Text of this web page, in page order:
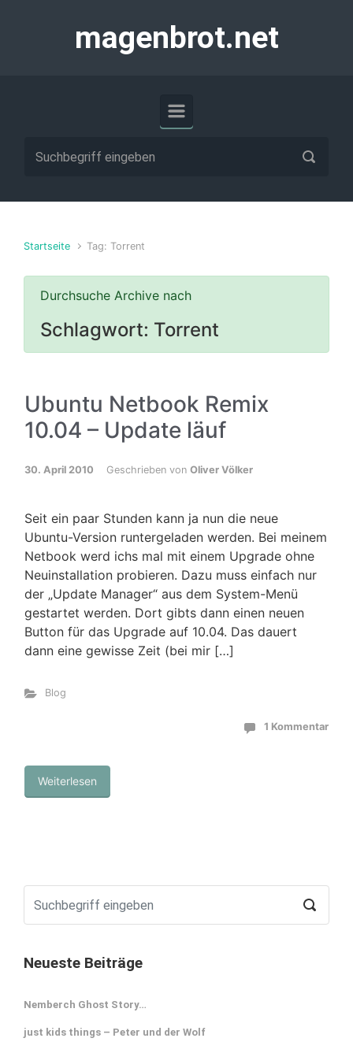
magenbrot.net
Startseite Tag: Torrent
Durchsuche Archive nach
Schlagwort: Torrent
Ubuntu Netbook Remix
10.04 – Update läuf
30. April 2010 Geschrieben von Oliver Völker
Seit ein paar Stunden kann ja nun die neue
Ubuntu-Version runtergeladen werden. Bei meinem
Netbook werd ichs mal mit einem Upgrade ohne
Neuinstallation probieren. Dazu muss einfach nur
der „Update Manager“ aus dem System-Menü
gestartet werden. Dort gibts dann einen neuen
Button für das Upgrade auf 10.04. Das dauert
dann eine gewisse Zeit (bei mir […]
Blog
1 Kommentar
Weiterlesen
Neueste Beiträge
Nemberch Ghost Story…
just kids things – Peter und der Wolf